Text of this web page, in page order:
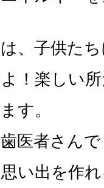
、子供た
！楽しい
す。
医者さん
い出を作